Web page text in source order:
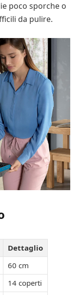
poco sporche o
da pulire.
Dettaglio
60 cm
14 coperti